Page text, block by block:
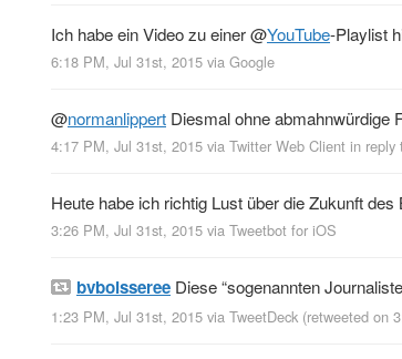
Ich habe ein Video zu einer@YouTube-Playlist
6:18 PM, Jul 31st, 2015 via Google
@normanlippert Diesmal ohne abmahnwürdige
4:17 PM, Jul 31st, 2015 via Twitter Web Client in reply
Heute habe ich richtig Lust über die Zukunft
3:26 PM, Jul 31st, 2015 via Tweetbot for iΟS
bvboisseree Diese “sogenannten
1:23 PM, Jul 31st, 2015 via TweetDeck (retweeted on